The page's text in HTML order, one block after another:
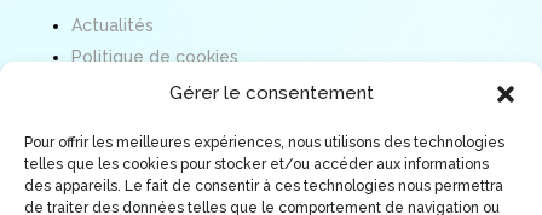
Gérer le consentement
Pour offrir les meilleures expériences, nous utilisons des technologies
telles que les cookies pour stocker et/ou accéder aux informations
des appareils. Le fait de consentir à ces technologies nous permettra
de traiter des données telles que le comportement de navigation ou
Actualités
Politique de cookies
Mentions légales
Nous suivre